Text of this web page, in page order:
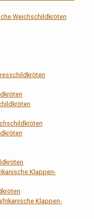
Weichschildkröten
Klappen-
Klappen-